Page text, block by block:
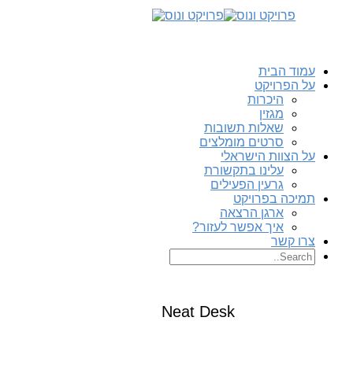
עמוד הבית
על הפרויקט
היכרות
מגזין
שאלות תשובות
סרטים מומלצים
על הצוות הישראלי
עלינו בתקשורת
גרעין הפעילים
תמיכה בפרויקט
ארגן הרצאה
איך אפשר לעזור?
צרו קשר
Neat Desk